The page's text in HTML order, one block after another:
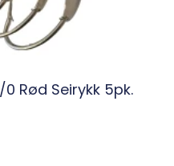
Rød Seirykk 5pk.